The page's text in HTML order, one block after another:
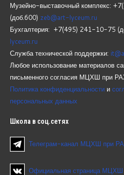
Музейно-выставочный комплекс:
(доб.600) zeb@art-lyceum.ru
Бухгалтерия: +7(495) 241-10-75
lyceum.ru
Служба технической поддержки:
Любое использование материалов
письменного согласия МЦХШ при
Политика конфиденциальности и
персональных данных
Школа в соц.сетях
Телеграм-канал МЦХШ при
Официальная страница